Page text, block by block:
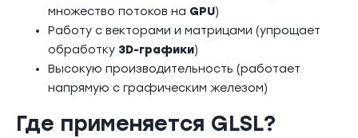
множество потоков на GPU)
Работу с векторами и матрицами (упрощает
обработку 3D-графики)
Высокую производительность (работает
напрямую с графическим железом)
Где применяется GLSL?